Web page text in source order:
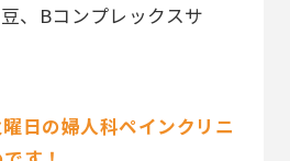
、Bコンプレックスサ
日の婦人科ペインクリニ